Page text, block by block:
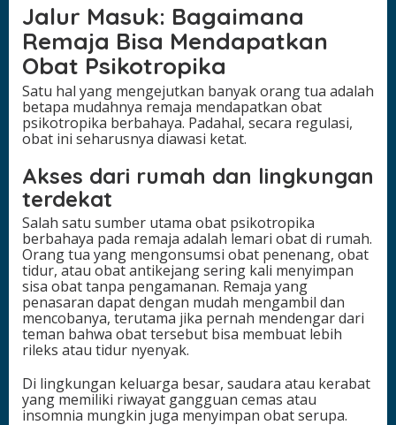
Jalur Masuk: Bagaimana
Remaja Bisa Mendapatkan
Obat Psikotropika
Satu hal yang mengejutkan banyak orang tua adalah
betapa mudahnya remaja mendapatkan obat
psikotropika berbahaya. Padahal, secara regulasi,
obat ini seharusnya diawasi ketat.
Akses dari rumah dan lingkungan
terdekat
Salah satu sumber utama obat psikotropika
berbahaya pada remaja adalah lemari obat di rumah.
Orang tua yang mengonsumsi obat penenang, obat
tidur, atau obat antikejang sering kali menyimpan
sisa obat tanpa pengamanan. Remaja yang
penasaran dapat dengan mudah mengambil dan
mencobanya, terutama jika pernah mendengar dari
teman bahwa obat tersebut bisa membuat lebih
rileks atau tidur nyenyak.
Di lingkungan keluarga besar, saudara atau kerabat
yang memiliki riwayat gangguan cemas atau
insomnia mungkin juga menyimpan obat serupa.